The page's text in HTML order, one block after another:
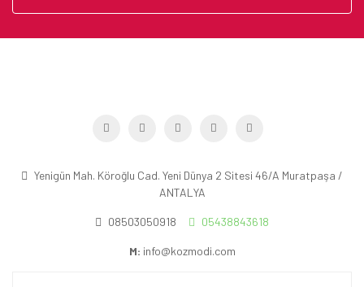
Yenigün Mah. Köroğlu Cad. Yeni Dünya 2 Sitesi 46/A Muratpaşa /
ANTALYA
08503050918 05438843618
M: info@kozmodi.com